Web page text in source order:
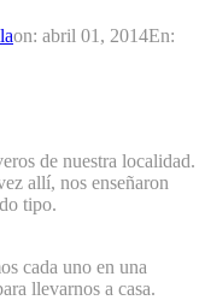
on: abril 01, 2014En:
de nuestra localidad.
allí, nos enseñaron
tipo.
cada uno en una
llevarnos a casa.